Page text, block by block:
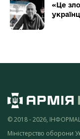
«Це
© 2018 - 2026,
Міністерство оборони